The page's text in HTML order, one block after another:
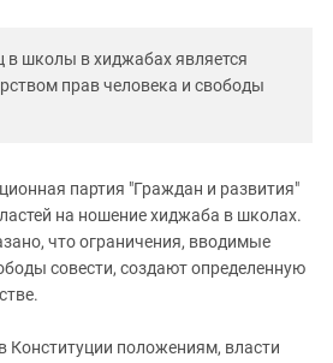
в школы в хиджабах является
прав человека и свободы
партия "Граждан и развития"
на ношение хиджаба в школах.
что ограничения, вводимые
совести, создают определенную
Конституции положениям, власти